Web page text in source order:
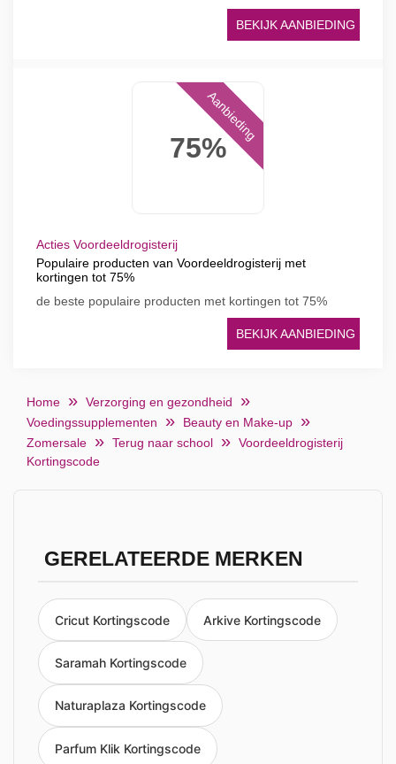
BEKIJK AANBIEDING
75%
Aanbieding
Acties Voordeeldrogisterij
Populaire producten van Voordeeldrogisterij met
kortingen tot 75%
de beste populaire producten met kortingen tot 75%
BEKIJK AANBIEDING
Home
Verzorging en gezondheid
Voedingssupplementen
Beauty en Make-up
Zomersale
Terug naar school
Voordeeldrogisterij
Kortingscode
GERELATEERDE MERKEN
Cricut Kortingscode Arkive Kortingscode
Saramah Kortingscode
Naturaplaza Kortingscode
Parfum Klik Kortingscode